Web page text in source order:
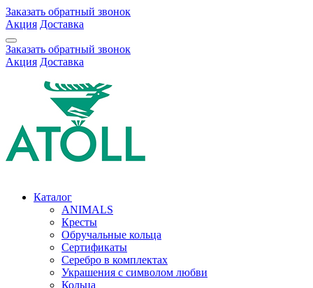
Заказать обратный звонок
Акция Доставка
Заказать обратный звонок
Акция Доставка
Каталог
ANIMALS
Кресты
Обручальные кольца
Сертификаты
Серебро в комплектах
Украшения с символом любви
Кольца